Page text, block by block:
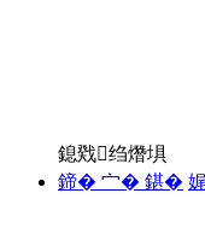
鎴戣绉熸埧
鍗� 宀� 鍖�